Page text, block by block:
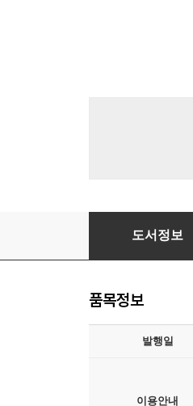
도시를 걷는 여자들
도서정보
품목정보
발행일
이용안내